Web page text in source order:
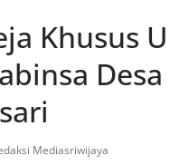
Khusus
Desa
Mediasriwijaya